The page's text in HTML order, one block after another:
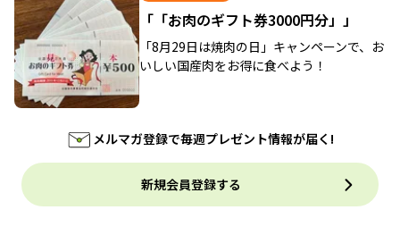
「「お肉のギフト券3000円分」」
「8月29日は焼肉の日」キャンペーンで、お
いしい国産肉をお得に食べよう！
メルマガ登録で毎週プレゼント情報が届く!
新規会員登録する